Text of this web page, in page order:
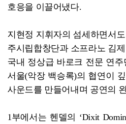
호응을 이끌어냈다.
지현정 지휘자의 섬세하면서
주시립합창단과 소프라노 김
국내 정상급 바로크 전문 연
서울(악장 백승록)의 협연이
사운드를 만들어내며 공연의
1부에서는 헨델의 ‘Dixit